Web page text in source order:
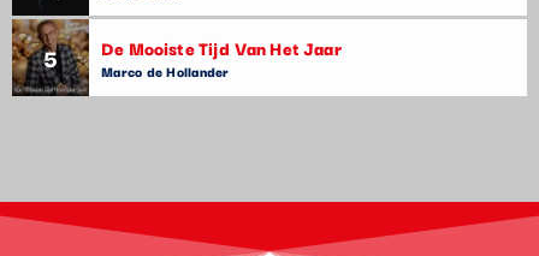
5 De Mooiste Tijd Van Het Jaar
Marco de Hollander